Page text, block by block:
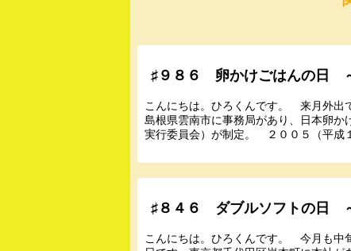
♯９８６ 卵かけごはんの日
こんにちは。ひろくんです。 来月外出
島根県雲南市に事務局があり、日本卵
実行委員会）が制定。 ２００５（平成
♯８４６ ダブルソフトの日
こんにちは。ひろくんです。 今月も